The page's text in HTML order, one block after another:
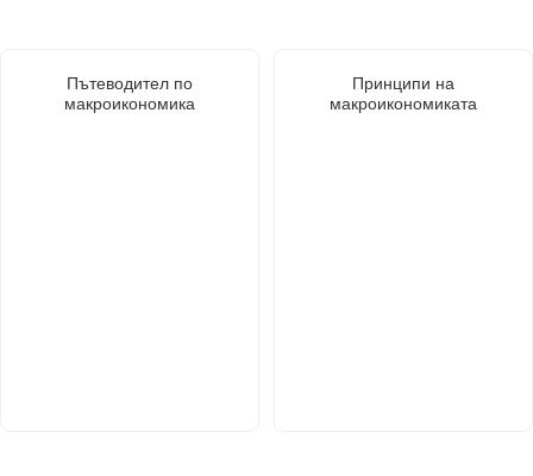
Пътеводител по
макроикономика
Принципи на
макроикономиката